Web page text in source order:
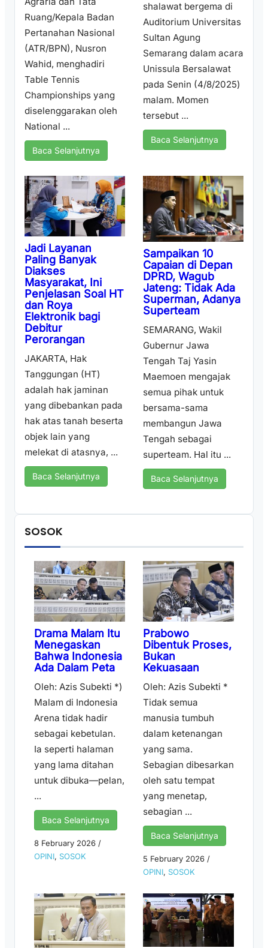
Ruang/Kepala Badan
Pertanahan Nasional
(ATR/BPN), Nusron
Wahid, menghadiri
Table Tennis
Championships yang
diselenggarakan oleh
National ...
Baca Selanjutnya
shalawat bergema di
Auditorium Universitas
Sultan Agung
Semarang dalam acara
Unissula Bersalawat
pada Senin (4/8/2025)
malam. Momen
tersebut ...
Baca Selanjutnya
Jadi Layanan
Paling Banyak
Diakses
Masyarakat, Ini
Penjelasan Soal HT
dan Roya
Elektronik bagi
Debitur
Perorangan
JAKARTA, Hak
Tanggungan (HT)
adalah hak jaminan
yang dibebankan pada
hak atas tanah beserta
objek lain yang
melekat di atasnya, ...
Baca Selanjutnya
Sampaikan 10
Capaian di Depan
DPRD, Wagub
Jateng: Tidak Ada
Superman, Adanya
Superteam
SEMARANG, Wakil
Gubernur Jawa
Tengah Taj Yasin
Maemoen mengajak
semua pihak untuk
bersama-sama
membangun Jawa
Tengah sebagai
superteam. Hal itu ...
Baca Selanjutnya
SOSOK
Drama Malam Itu
Menegaskan
Bahwa Indonesia
Ada Dalam Peta
Oleh: Azis Subekti *)
Malam di Indonesia
Arena tidak hadir
sebagai kebetulan.
Ia seperti halaman
yang lama ditahan
untuk dibuka—pelan,
...
Baca Selanjutnya
8 February 2026 /
OPINI, SOSOK
Prabowo
Dibentuk Proses,
Bukan
Kekuasaan
Oleh: Azis Subekti *
Tidak semua
manusia tumbuh
dalam ketenangan
yang sama.
Sebagian dibesarkan
oleh satu tempat
yang menetap,
sebagian ...
Baca Selanjutnya
5 February 2026 /
OPINI, SOSOK